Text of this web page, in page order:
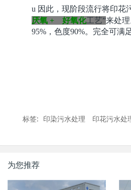
u 因此，现阶段流行将印花
厌氧 + 好氧化工艺”来处理
95% ，色度90%。完全可满
标签: 印染污水处理 印花污水处
为您推荐